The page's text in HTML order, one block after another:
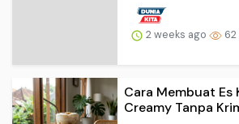
2 weeks ago 62
Cara Membuat Es
Creamy Tanpa